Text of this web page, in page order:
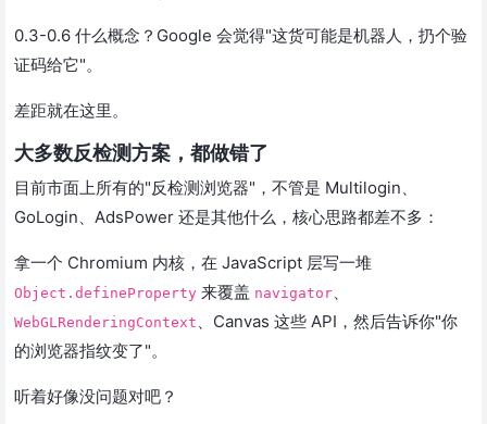
0.3-0.6 什么概念？Google 会觉得"这货可能是机器人，扔个验
证码给它"。
差距就在这里。
大多数反检测方案，都做错了
目前市面上所有的"反检测浏览器"，不管是 Multilogin、
GoLogin、AdsPower 还是其他什么，核心思路都差不多：
拿一个 Chromium 内核，在 JavaScript 层写一堆
Object.defineProperty 来覆盖 navigator
WebGLRenderingContext
、Canvas 这些 API，然后告诉你"你
的浏览器指纹变了"。
听着好像没问题对吧？